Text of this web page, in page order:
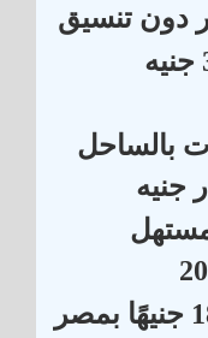
دون تنسيق
حديد المصريين يسجل 39400 جنيه
إنشاء 4 محطات بالساحل
بمستهل
سعر الذهب عيار 21 يرتفع 185 جنيهًا بمصر